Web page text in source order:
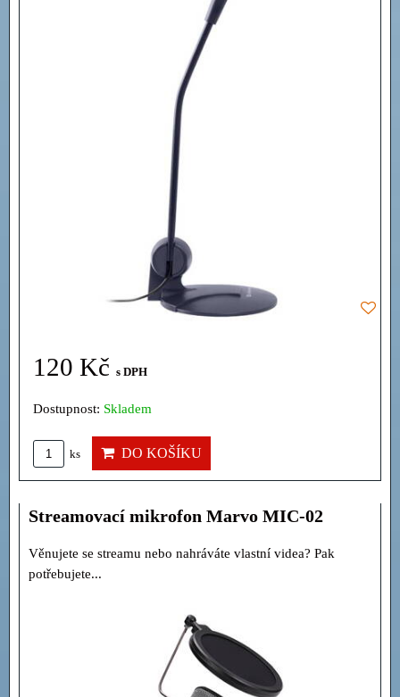
120 Kč s DPH
Dostupnost: Skladem
ks DO KOŠÍKU
Streamovací mikrofon Marvo MIC-02
Věnujete se streamu nebo nahráváte vlastní videa? Pak
potřebujete...